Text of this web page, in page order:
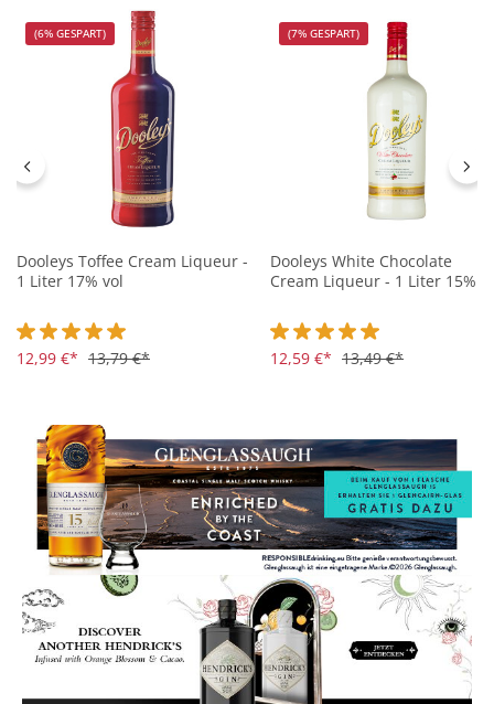
(6% GESPART)
Dooleys Toffee Cream Liqueur -
1 Liter 17% vol
Durchschnittliche Bewertung von 5 von 5 Sternen
12,99 €* 13,79 €*
(7% GESPART)
Dooleys White Chocolate
Cream Liqueur - 1 Liter 15%
Durchschnittliche
12,59 €* 13,49 €*